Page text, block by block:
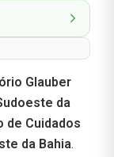
Glauber
da
de Cuidados
da Bahia.